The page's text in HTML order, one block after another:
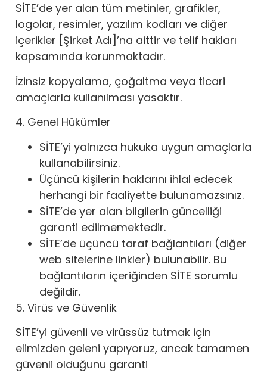
SİTE’de yer alan tüm metinler, grafikler,
logolar, resimler, yazılım kodları ve diğer
içerikler [Şirket Adı]’na aittir ve telif hakları
kapsamında korunmaktadır.
İzinsiz kopyalama, çoğaltma veya ticari
amaçlarla kullanılması yasaktır.
4. Genel Hükümler
SİTE’yi yalnızca hukuka uygun amaçlarla
kullanabilirsiniz.
Üçüncü kişilerin haklarını ihlal edecek
herhangi bir faaliyette bulunamazsınız.
SİTE’de yer alan bilgilerin güncelliği
garanti edilmemektedir.
SİTE’de üçüncü taraf bağlantıları (diğer
web sitelerine linkler) bulunabilir. Bu
bağlantıların içeriğinden SİTE sorumlu
değildir.
5. Virüs ve Güvenlik
SİTE’yi güvenli ve virüssüz tutmak için
elimizden geleni yapıyoruz, ancak tamamen
güvenli olduğunu garanti